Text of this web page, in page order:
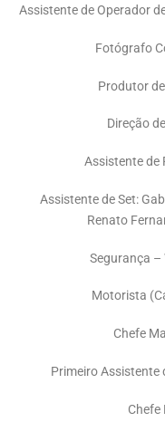
Assistente de Operador
Fotógrafo
Produtor
Direção
Assistente de
Assistente de Set:
Renato
Segurança –
Motorista
Chefe
Primeiro Assistente
Chefe